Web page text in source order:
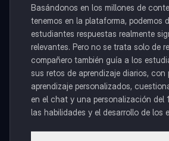
Basándonos en los millones de
tenemos en la plataforma, podemos
estudiantes respuestas realmente
relevantes. Pero no se trata solo de
compañero también guía a los
sus retos de aprendizaje diarios, con
aprendizaje personalizados,
en el chat y una personalización del
las habilidades y el desarrollo de los